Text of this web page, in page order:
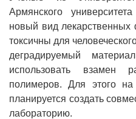
Армянского
новый вид
токсичны для
деградируемый
использовать взамен
полимеров. Для этого
планируется создать
лабораторию.